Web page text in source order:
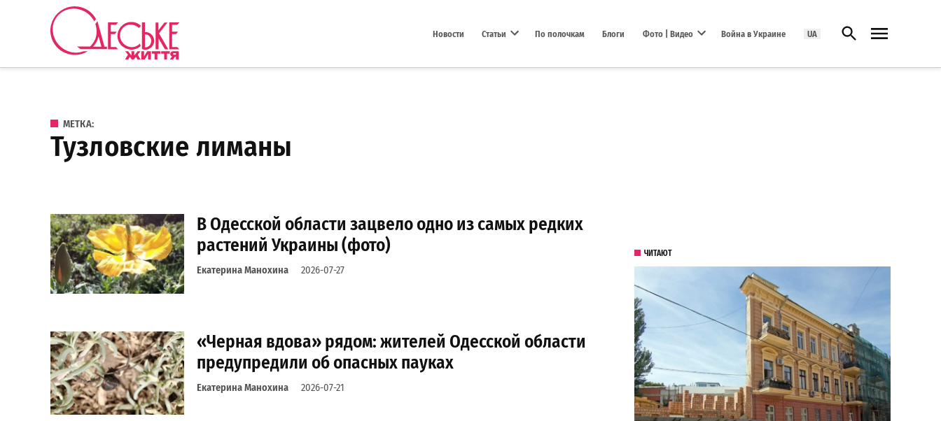
Перейти к содержанию
Новости Статьи По полочкам Блоги Фото | Видео Война в Украине UA Открыть поиск
МЕТКА:
Тузловские лиманы
В Одесской области зацвело одно из самых редких
растений Украины (фото)
Екатерина Манохина 2026-07-27
«Черная вдова» рядом: жителей Одесской области
предупредили об опасных пауках
Екатерина Манохина 2026-07-21
ЧИТАЮТ